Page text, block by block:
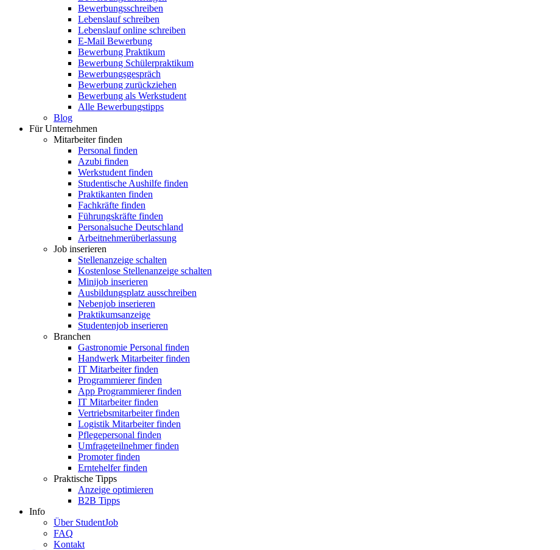
Bewerbungsschreiben
Lebenslauf schreiben
Lebenslauf online schreiben
E-Mail Bewerbung
Bewerbung Praktikum
Bewerbung Schülerpraktikum
Bewerbungsgespräch
Bewerbung zurückziehen
Bewerbung als Werkstudent
Alle Bewerbungstipps
Blog
Für Unternehmen
Mitarbeiter finden
Personal finden
Azubi finden
Werkstudent finden
Studentische Aushilfe finden
Praktikanten finden
Fachkräfte finden
Führungskräfte finden
Personalsuche Deutschland
Arbeitnehmerüberlassung
Job inserieren
Stellenanzeige schalten
Kostenlose Stellenanzeige schalten
Minijob inserieren
Ausbildungsplatz ausschreiben
Nebenjob inserieren
Praktikumsanzeige
Studentenjob inserieren
Branchen
Gastronomie Personal finden
Handwerk Mitarbeiter finden
IT Mitarbeiter finden
Programmierer finden
App Programmierer finden
IT Mitarbeiter finden
Vertriebsmitarbeiter finden
Logistik Mitarbeiter finden
Pflegepersonal finden
Umfrageteilnehmer finden
Promoter finden
Erntehelfer finden
Praktische Tipps
Anzeige optimieren
B2B Tipps
Info
Über StudentJob
FAQ
Kontakt